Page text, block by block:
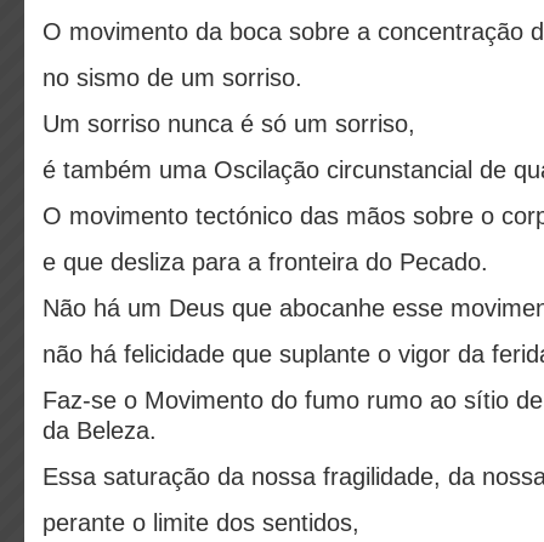
O movimento da boca sobre a concentração
no sismo de um sorriso.
Um sorriso nunca é só um sorriso,
é também uma Oscilação circunstancial de
O movimento tectónico das mãos sobre o
e que desliza para a fronteira do Pecado.
Não há um Deus que abocanhe esse
não há felicidade que suplante o vigor da
Faz-se o Movimento do fumo rumo ao sítio
da Beleza.
Essa saturação da nossa fragilidade, da
perante o limite dos sentidos,